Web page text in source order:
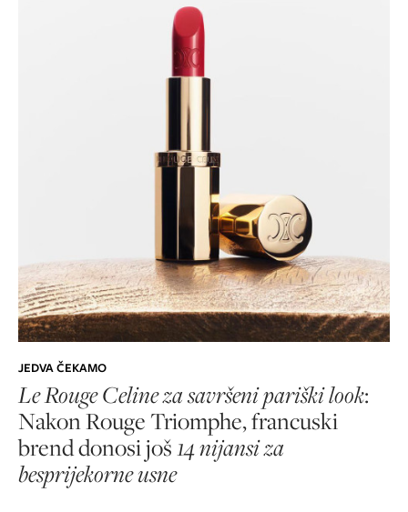
JEDVA ČEKAMO
Le Rouge Celine za savršeni pariški look:
Nakon Rouge Triomphe, francuski
brend donosi još14 nijansi za
besprijekorne usne